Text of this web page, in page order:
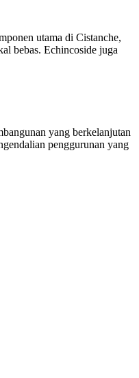
utama di Cistanche,
bebas. Echincoside juga
yang berkelanjutan
penggurunan yang